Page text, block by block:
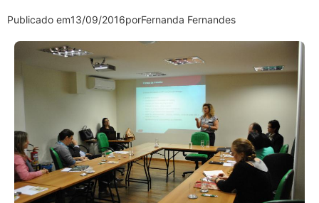
Publicado em13/09/2016porFernanda Fernandes